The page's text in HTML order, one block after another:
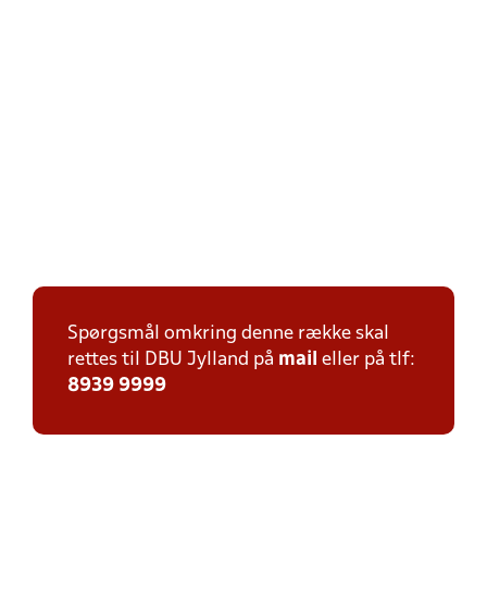
Spørgsmål omkring denne række skal
rettes til DBU Jylland på mail eller på tlf:
8939 9999